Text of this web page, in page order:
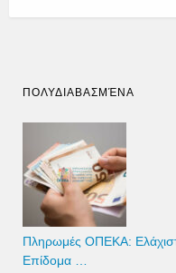
ΠΟΛΥΔΙΑΒΑΣΜΈΝΑ
Πληρωμές ΟΠΕΚΑ:
Επίδομα …